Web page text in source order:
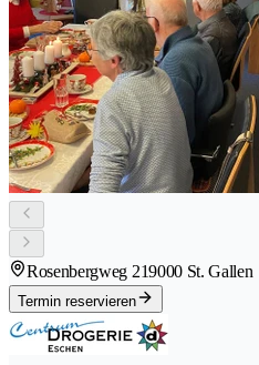
Rosenbergweg 219000 St. Gallen
Termin reservieren